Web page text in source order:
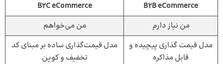
B2B eCommerce
B2C eCommerce
من نیاز دارم
من می‌خواهم
مدل قیمت گذاری پیچیده و
قابل مذاکره
مدل قیمت‌گذاری ساده بر مبنای کد
تخفیف و کوپن